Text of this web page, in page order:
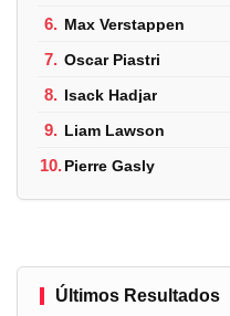
6. Max Verstappen
7. Oscar Piastri
8. Isack Hadjar
9. Liam Lawson
10.Pierre Gasly
Últimos Resultados